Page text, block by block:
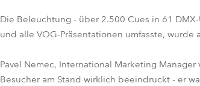
Die Beleuchtung - über 2.500 Cues in 61
und alle VOG-Präsentationen umfasste,
Pavel Nemec, International Marketing
Besucher am Stand wirklich beeindruckt - er